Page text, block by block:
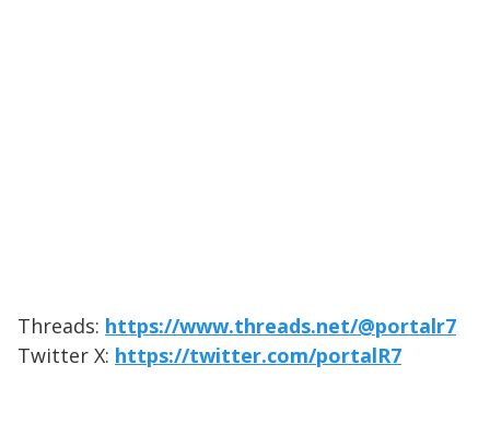
Threads: https://www.threads.net/@portalr7
Twitter X: https://twitter.com/portalR7